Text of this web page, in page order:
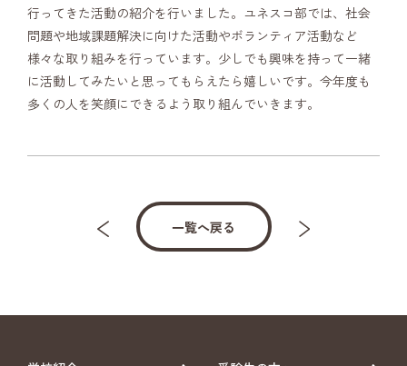
行ってきた活動の紹介を行いました。ユネスコ部では、社会
問題や地域課題解決に向けた活動やボランティア活動など
様々な取り組みを行っています。少しでも興味を持って一緒
に活動してみたいと思ってもらえたら嬉しいです。今年度も
多くの人を笑顔にできるよう取り組んでいきます。
一覧へ戻る